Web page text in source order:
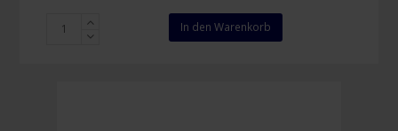
Rudadetec
detektierbare
In den Warenkorb